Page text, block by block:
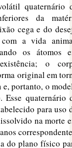
quaternário
da
cega e do
com a vida
os átomos
o
original em
e, portanto, o
Esse quaternário
para uso
na morte
do plano físico